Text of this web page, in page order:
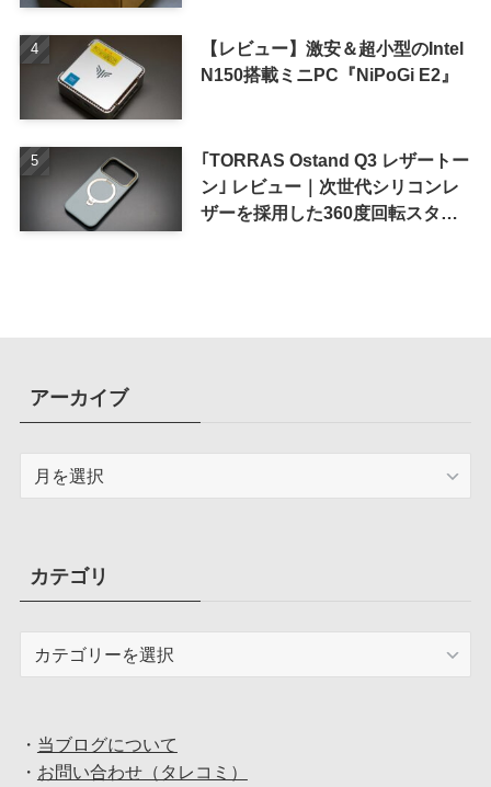
【レビュー】激安＆超小型のIntel
N150搭載ミニPC『NiPoGi E2』
｢TORRAS Ostand Q3 レザートー
ン｣ レビュー｜次世代シリコンレ
ザーを採用した360度回転スタン
アーカイブ
ブカテゴリ
・ 当ブログについて
・ お問い合わせ（タレコミ）